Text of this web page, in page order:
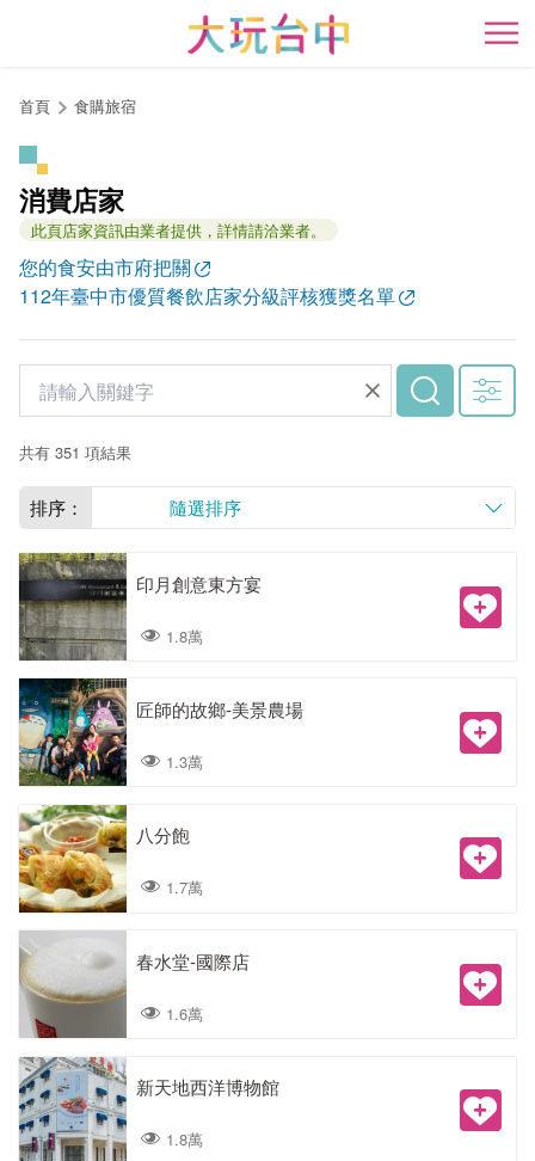
開
首頁 食購旅宿
消費店家
此頁店家資訊由業者提供，詳情請洽業者。
您的食安由市府把關
112年臺中市優質餐飲店家分級評核獲獎名單
共有 351 項結果
排序： 隨選排序
印月創意東方宴
1.8萬
匠師的故鄉-美景農場
1.3萬
八分飽
1.7萬
春水堂-國際店
1.6萬
新天地西洋博物館
1.8萬